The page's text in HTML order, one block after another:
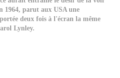
1964, parut aux USA une
deux fois à l'écran la même
Lynley.